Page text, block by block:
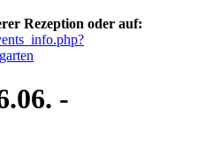
Rezeption oder auf:
-